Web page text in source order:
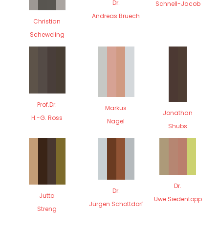
Christian
Scheweling
Dr.
Andreas Bruech
Schnell-Jacob
Prof.Dr.
H.-G. Ross
Markus
Nagel
Jonathan
Shubs
Jutta
Streng
Dr.
Jürgen Schottdorf
Dr.
Uwe Siedentopp